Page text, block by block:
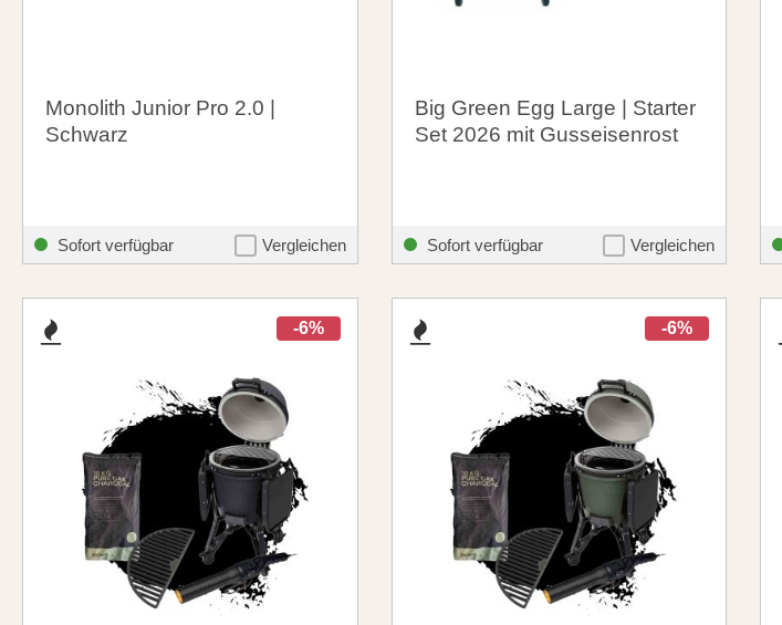
Monolith Junior Pro 2.0 |
Schwarz
747,00 € santosgrills-theme.listing.formerPrice:
899,90 €
Sofort verfügbar Vergleichen
Big Green Egg Large | Starter
Set 2026 mit Gusseisenrost
2.149,00 € santosgrills-theme.listing.formerPrice:
2.399,00 €
Sofort verfügbar Vergleichen
-6% -6%